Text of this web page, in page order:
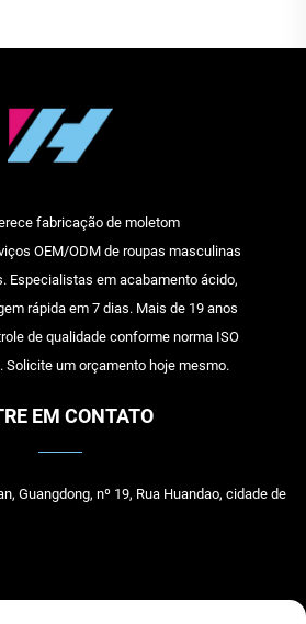
fabricação de moletom
OEM/ODM de roupas masculinas
Especialistas em acabamento ácido,
rápida em 7 dias. Mais de 19 anos
de qualidade conforme norma ISO
Solicite um orçamento hoje mesmo.
EM CONTATO
Guangdong, nº 19, Rua Huandao, cidade de